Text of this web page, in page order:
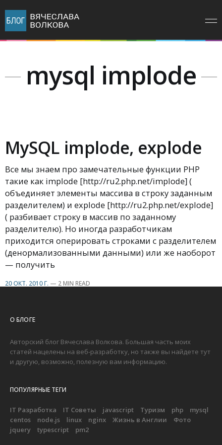
mysql implode
MySQL implode, explode
Все мы знаем про замечательные функции PHP
такие как implode [http://ru2.php.net/implode] (
объединяет элементы массива в строку заданным
разделителем) и explode [http://ru2.php.net/explode]
( разбивает строку в массив по заданному
разделителю). Но иногда разработчикам
приходится оперировать строками с разделителем
(денормализованными данными) или же наоборот
— получить
20 ОКТ. 2010 Г. — 2 MIN READ
О БЛОГЕ
Авторский блог Вячеслава Волкова. Большая часть моих
статей нацелены на веб-разработку, но также вы найдете тут
и другую, возможно, полезную вам информацию.
ПОПУЛЯРНЫЕ ТЕГИ
IT Разработка IT Советы javascript Туризм php
mysql
centos
node.js linux nginx Жизнь в Англии
Фото
jquery
typescript pm2